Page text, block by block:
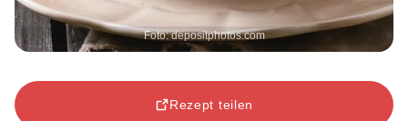
Foto: depositphotos.com
Rezept teilen